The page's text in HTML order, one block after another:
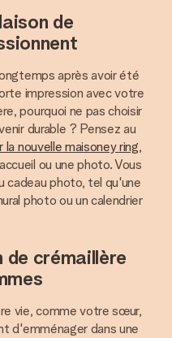
de
après avoir été
impression avec votre
pourquoi ne pas choisir
durable ? Pensez au
nouvelle maisoney ring,
ou une photo. Vous
cadeau photo, tel qu'une
photo ou un calendrier
de crémaillère
vie, comme votre sœur,
d'emménager dans une